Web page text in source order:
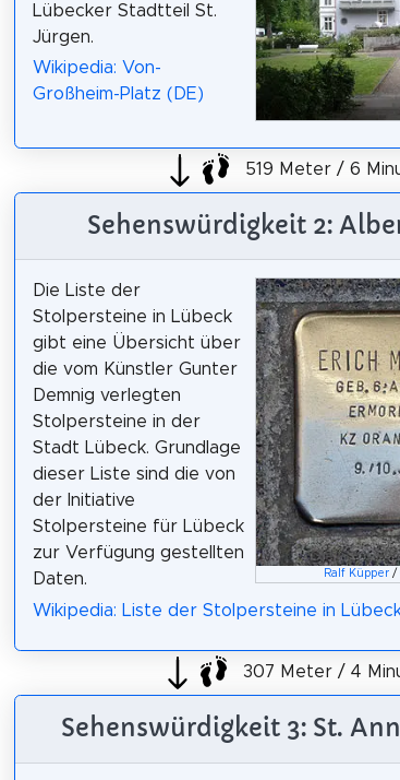
Lübecker Stadtteil St.
Jürgen.
Wikipedia: Von-
Großheim-Platz (DE)
519 Meter / 6
Sehenswürdigkeit 2:
Ralf Küpper /
Die Liste der
Stolpersteine in Lübeck
gibt eine Übersicht über
die vom Künstler Gunter
Demnig verlegten
Stolpersteine in der
Stadt Lübeck. Grundlage
dieser Liste sind die von
der Initiative
Stolpersteine für Lübeck
zur Verfügung gestellten
Daten.
Wikipedia: Liste der Stolpersteine in
307 Meter / 4
Sehenswürdigkeit 3: St.